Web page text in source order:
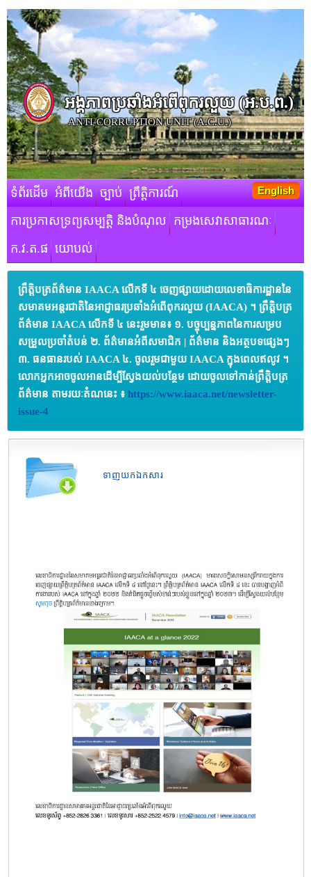
អង្គភាពប្រឆាំងអំពើពុករលួយ​ (អ.ប.ព.)
ANTI-CORRUPTION UNIT (A.C.U.)
ទំព័រដើម អំពីយើង ច្បាប់ ព្រឹត្តិការណ៍
ការប្រកាសទ្រព្យសម្បត្តិ និងបំណុល កម្រងសេវាសាធារណៈ
ក.វ.ត.ផ យោបល់
English
ព្រឹត្តិបត្រព័ត៌មាន IAACA លើកទី ៤ ចេញផ្សាយដោយលេខាធិការដ្ឋាននៃ
សមាគមអន្តរជាតិនៃអាជ្ញាធរប្រឆាំងអំពើពុករលួយ (IAACA) ។ ព្រឹត្តិបត្រ
ព័ត៌មាន IAACA លើកទី ៤ នេះរួមមាន៖ ១. បច្ចុប្បន្នភាពនៃការសម្រប
សម្រួលប្រចាំតំបន់ ២. ព័ត៌មានអំពីសមាជិក | ព័ត៌មាន និងអត្ថបទផ្សេងៗ
៣. ធនធានរបស់ IAACA ៤. ចូលរួមជាមួយ IAACA ក្នុងពេលឥលូវ ។
លោកអ្នកអាចចូលអានដើម្បីស្វែងយល់បន្ថែម ដោយចូលទៅកាន់ព្រឹត្តិបត្រ
ព័ត៌មាន តាមរយៈតំណនេះ ៖ https://www.iaaca.net/newsletter-
issue-4
ទាញយកឯកសារ